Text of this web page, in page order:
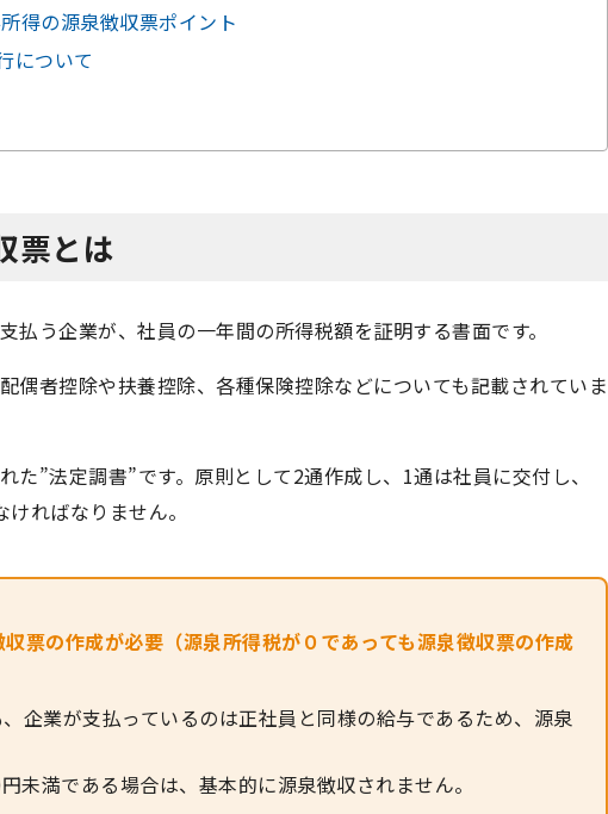
得の源泉徴収票ポイント
について
票とは
払う企業が、社員の一年間の所得税額を証明する書面です。
偶者控除や扶養控除、各種保険控除などについても記載されていま
た”法定調書”です。原則として2通作成し、1通は社員に交付し、
ればなりません。
票の作成が必要（源泉所得税が０であっても源泉徴収票の作成
企業が支払っているのは正社員と同様の給与であるため、源泉
未満である場合は、基本的に源泉徴収されません。